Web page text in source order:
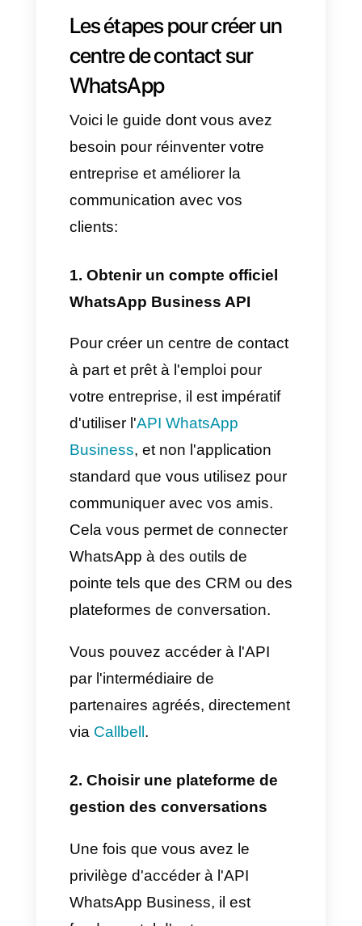
permet de regrouper et
d'organiser les conversations
WhatsApp sur une seule
plateforme, où il est possible
d'attribuer des chats, d'analyser
des données et de mesurer les
performances de l'équipe
Ce système vous offre non
seulement l'occasion de gérer
plus efficacement vos
communications sur WhatsApp,
mais vous offre également des
fonctionnalités innovantes :
statistiques en temps réel,
attribution automatique,
étiquettes, notes internes,
chatbots, intégrations, et bien
Les étapes pour créer un
centre de contact sur
Voici le guide dont vous avez
besoin pour réinventer votre
entreprise et améliorer la
communication avec vos